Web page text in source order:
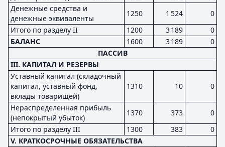
Денежные средства и
денежные эквиваленты
1250 1 524
0
Итого по разделу II
1200 3 189
0
БАЛАНС
1600 3 189
0
ПАССИВ
III. КАПИТАЛ И РЕЗЕРВЫ
Уставный капитал (складочный
капитал, уставный фонд,
вклады товарищей)
1310 10 0
Нераспределенная прибыль
(непокрытый убыток)
1370 373
0
Итого по разделу III
1300 383
0
V. КРАТКОСРОЧНЫЕ ОБЯЗАТЕЛЬСТВА